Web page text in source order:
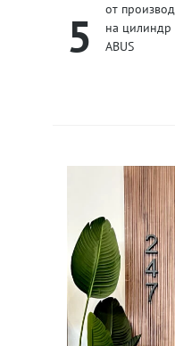
5
от
на цилиндр
ABUS